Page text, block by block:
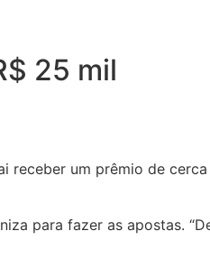
25 mil
receber um prêmio de
para fazer as apostas.